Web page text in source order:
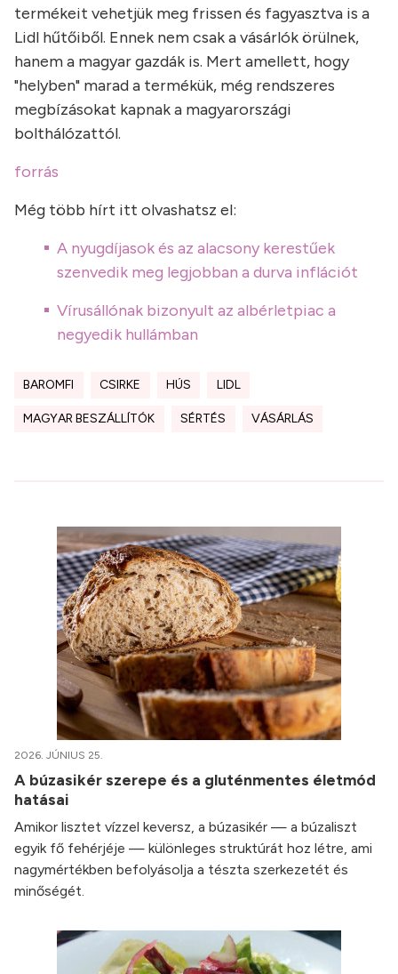
termékeit vehetjük meg frissen és fagyasztva is a
Lidl hűtőiből. Ennek nem csak a vásárlók örülnek,
hanem a magyar gazdák is. Mert amellett, hogy
"helyben" marad a termékük, még rendszeres
megbízásokat kapnak a magyarországi
bolthálózattól.
forrás
Még több hírt itt olvashatsz el:
A nyugdíjasok és az alacsony kerestűek
szenvedik meg legjobban a durva inflációt
Vírusállónak bizonyult az albérletpiac a
negyedik hullámban
BAROMFI CSIRKE HÚS LIDL
MAGYAR BESZÁLLÍTÓK SÉRTÉS VÁSÁRLÁS
2026. JÚNIUS 25.
A búzasikér szerepe és a gluténmentes életmód
hatásai
Amikor lisztet vízzel keversz, a búzasikér — a búzaliszt
egyik fő fehérjéje — különleges struktúrát hoz létre, ami
nagymértékben befolyásolja a tészta szerkezetét és
minőségét.